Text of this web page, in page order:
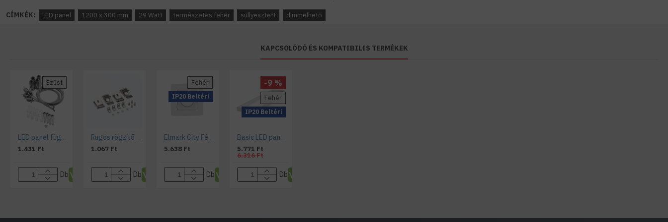
CÍMKÉK: LED panel 1200 x 300 mm 29 Watt természetes fehér süllyesztett dimmelhető
KAPCSOLÓDÓ ÉS KOMPATIBILIS TERMÉKEK
Ezüst
LED panel függesztő szett
1.431 Ft
Db
Rugós rögzítő fül készlet , szerelvény , LED panelekhez
1.067 Ft
Db
IP20 Beltéri
Fehér
Elmark City Fényerőszabályózós LED dimmer 3-300W - fehér
5.638 Ft
Db
IP20 Beltéri
Fehér
-9 %
Basic LED panel beépítő keret 1200 X 300 X 55 mm
5.771 Ft
6.316 Ft
Db